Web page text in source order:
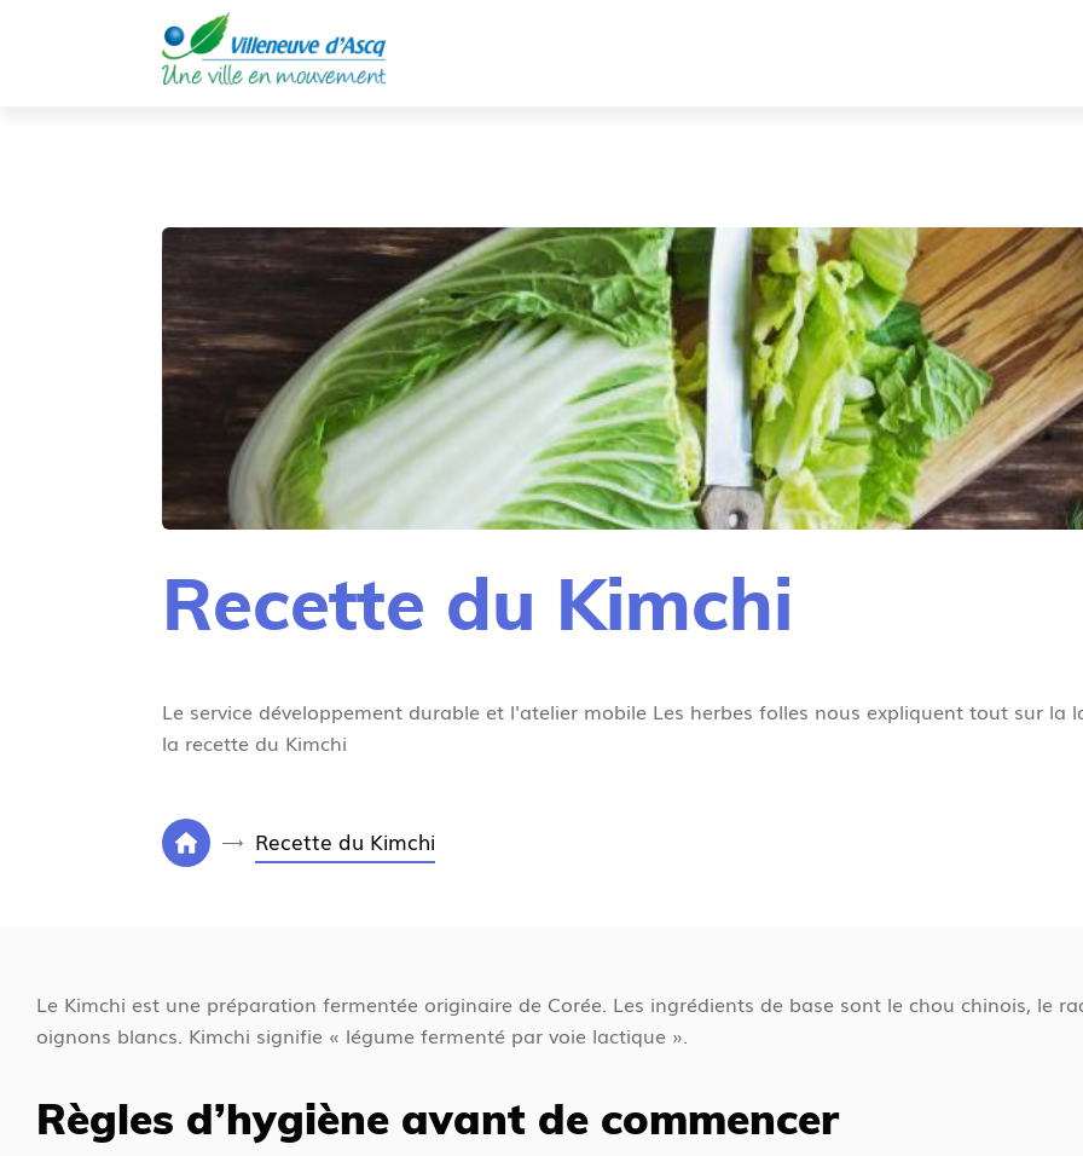
Recette du Kimchi
Le service développement durable et l'atelier mobile Les herbes folles nous expliquent tout sur
la recette du Kimchi
V
o
e
s
c
P
a
c
u
Recette du Kimchi
Le Kimchi est une préparation fermentée originaire de Corée. Les ingrédients de base sont le chou chinois, le
oignons blancs. Kimchi signifie « légume fermenté par voie lactique ».
Règles d’hygiène avant de commencer